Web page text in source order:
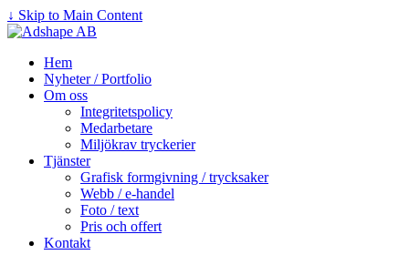
↓ Skip to Main Content
Hem
Nyheter / Portfolio
Om oss
Integritetspolicy
Medarbetare
Miljökrav tryckerier
Tjänster
Grafisk formgivning / trycksaker
Webb / e-handel
Foto / text
Pris och offert
Kontakt